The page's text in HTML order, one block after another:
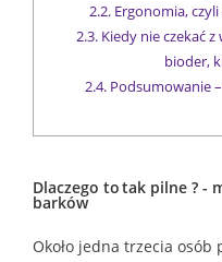
2.2. Ergonomia,
2.3.Kiedy nie czekać z
bioder,
2.4. Podsumowanie
Dlaczego to tak pilne ? -
barków
Około jedna trzecia